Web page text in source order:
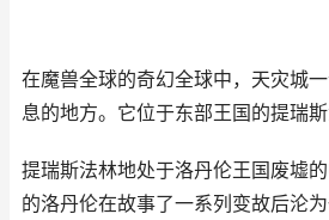
在魔兽全球的奇幻全球中，天灾城
息的地方。它位于东部王国的提瑞斯
提瑞斯法林地处于洛丹伦王国废墟
的洛丹伦在故事了一系列变故后沦